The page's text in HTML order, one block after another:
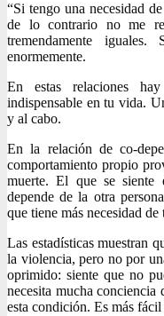
“Si tengo una necesidad
de lo contrario no me
tremendamente
enormemente.
En estas relaciones
indispensable en tu vida.
y al cabo.
En la relación de co-
comportamiento propio
muerte. El que se siente
depende de la otra
que tiene más necesidad
Las estadísticas muestran
la violencia, pero no por
oprimido: siente que no
necesita mucha
esta condición. Es más